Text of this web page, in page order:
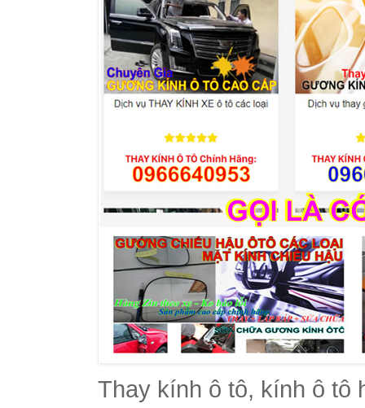
Thay kính ô tô, kính ô tô